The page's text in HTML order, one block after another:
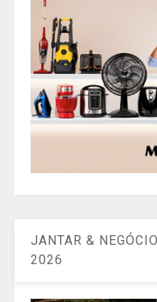
JANTAR &
2026